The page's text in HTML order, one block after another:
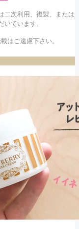
二次利用、複製、または
ています。
はご遠慮下さい。